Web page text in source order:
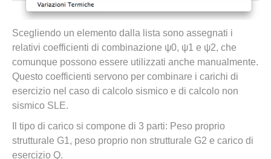
Scegliendo un elemento dalla lista sono assegnati i
relativi coefficienti di combinazione ψ0, ψ1 e ψ2, che
comunque possono essere utilizzati anche manualmente.
Questo coefficienti servono per combinare i carichi di
esercizio nel caso di calcolo sismico e di calcolo non
sismico SLE.
Il tipo di carico si compone di 3 parti: Peso proprio
strutturale G1, peso proprio non strutturale G2 e carico di
esercizio Q.